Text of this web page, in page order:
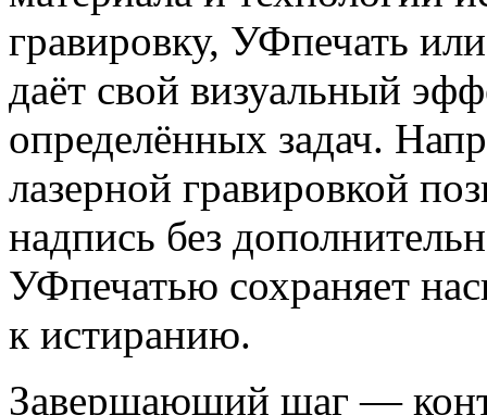
гравировку, УФпечать
даёт свой визуальный
определённых задач.
лазерной гравировкой
надпись без
УФпечатью сохраняет
к истиранию.
Завершающий шаг —